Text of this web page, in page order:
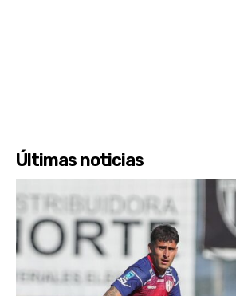
Últimas noticias